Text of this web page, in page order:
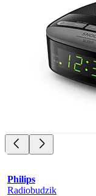
Philips
Radiobudzik